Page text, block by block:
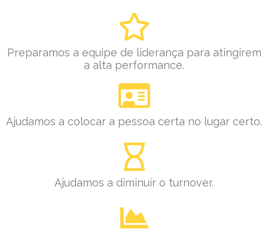
Preparamos a equipe de liderança para atingirem
a alta performance.
Ajudamos a colocar a pessoa certa no lugar certo.
Ajudamos a diminuir o turnover.